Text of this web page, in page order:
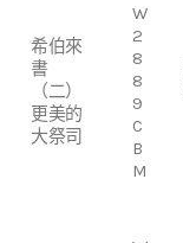
希伯來
書
（二）
更美的
大祭司
W
2
8
8
9
C
B
M